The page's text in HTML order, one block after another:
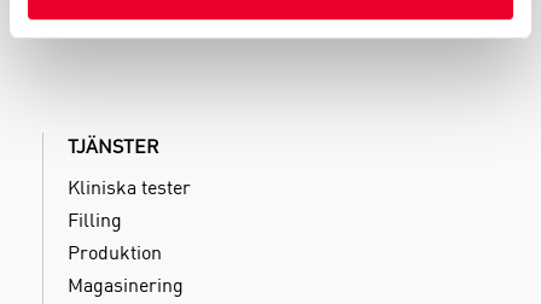
TJÄNSTER
Kliniska tester
Filling
Produktion
Magasinering